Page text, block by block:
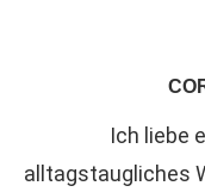
Ich liebe
alltagstaugliches